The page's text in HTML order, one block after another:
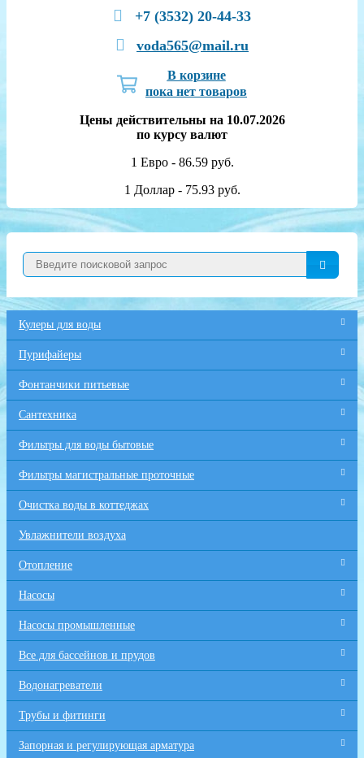
+7 (3532) 20-44-33
voda565@mail.ru
В корзине
пока нет товаров
Цены действительны на 10.07.2026
по курсу валют
1 Евро - 86.59 руб.
1 Доллар - 75.93 руб.
Кулеры для воды
Пурифайеры
Фонтанчики питьевые
Сантехника
Фильтры для воды бытовые
Фильтры магистральные проточные
Очистка воды в коттеджах
Увлажнители воздуха
Отопление
Насосы
Насосы промышленные
Все для бaссейнов и прудов
Водонагреватели
Трубы и фитинги
Запорная и регулирующая арматура